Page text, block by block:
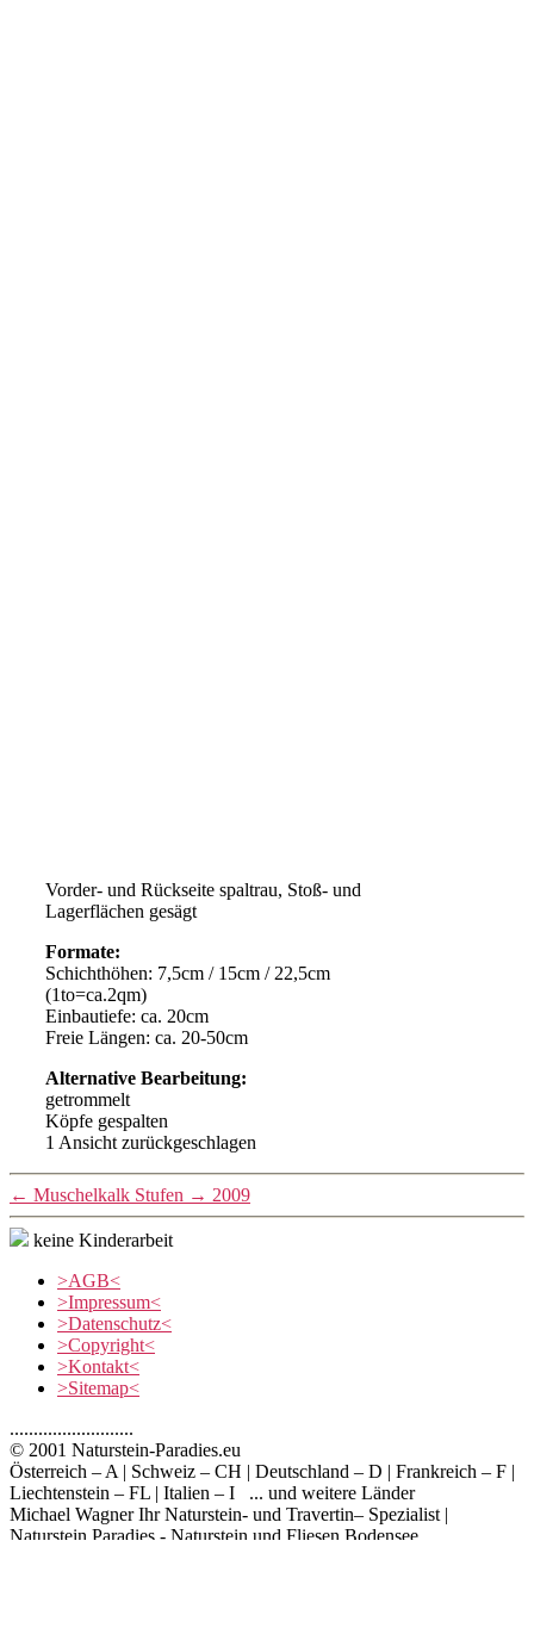
Vorder- und Rückseite spaltrau, Stoß- und
Lagerflächen gesägt
Formate:
Schichthöhen: 7,5cm / 15cm / 22,5cm
(1to=ca.2qm)
Einbautiefe: ca. 20cm
Freie Längen: ca. 20-50cm
Alternative Bearbeitung:
getrommelt
Köpfe gespalten
1 Ansicht zurückgeschlagen
← Muschelkalk Stufen → 2009
keine Kinderarbeit
>AGB<
>Impressum<
>Datenschutz<
>Copyright<
>Kontakt<
>Sitemap<
..........................
© 2001 Naturstein-Paradies.eu
Österreich – A | Schweiz – CH | Deutschland – D | Frankreich – F |
Liechtenstein – FL | Italien – I ... und weitere Länder
Michael Wagner Ihr Naturstein- und Travertin– Spezialist |
Naturstein Paradies - Naturstein und Fliesen Bodensee